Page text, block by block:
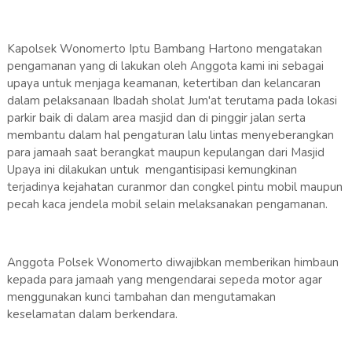
Kapolsek Wonomerto Iptu Bambang Hartono mengatakan
pengamanan yang di lakukan oleh Anggota kami ini sebagai
upaya untuk menjaga keamanan, ketertiban dan kelancaran
dalam pelaksanaan Ibadah sholat Jum'at terutama pada lokasi
parkir baik di dalam area masjid dan di pinggir jalan serta
membantu dalam hal pengaturan lalu lintas menyeberangkan
para jamaah saat berangkat maupun kepulangan dari Masjid
Upaya ini dilakukan untuk mengantisipasi kemungkinan
terjadinya kejahatan curanmor dan congkel pintu mobil maupun
pecah kaca jendela mobil selain melaksanakan pengamanan.
Anggota Polsek Wonomerto diwajibkan memberikan himbaun
kepada para jamaah yang mengendarai sepeda motor agar
menggunakan kunci tambahan dan mengutamakan
keselamatan dalam berkendara.